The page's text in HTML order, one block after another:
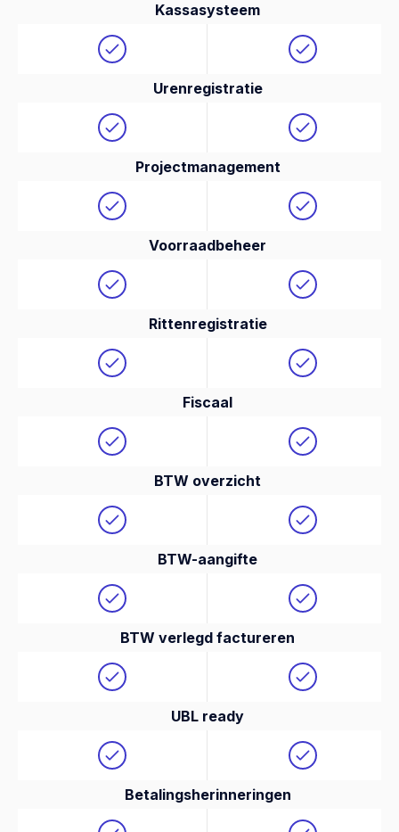
Kassasysteem
Urenregistratie
Projectmanagement
Voorraadbeheer
Rittenregistratie
Fiscaal
BTW overzicht
BTW-aangifte
BTW verlegd factureren
UBL ready
Betalingsherinneringen